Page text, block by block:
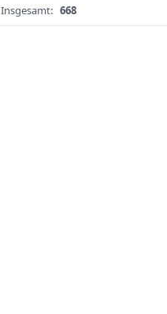
Insgesamt: 668